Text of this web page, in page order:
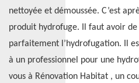
nettoyée et démoussée. C’est
produit hydrofuge. Il faut avoir
parfaitement l’hydrofugation. Il
à un professionnel pour une
vous à Rénovation Habitat , un